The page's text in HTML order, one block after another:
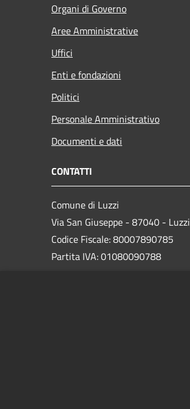
Organi di Governo
Aree Amministrative
Uffici
Enti e fondazioni
Politici
Personale Amministrativo
Documenti e dati
CONTATTI
Comune di Luzzi
Via San Giuseppe - 87040 - Luzzi
Codice Fiscale: 80007890785
Partita IVA: 01080090788